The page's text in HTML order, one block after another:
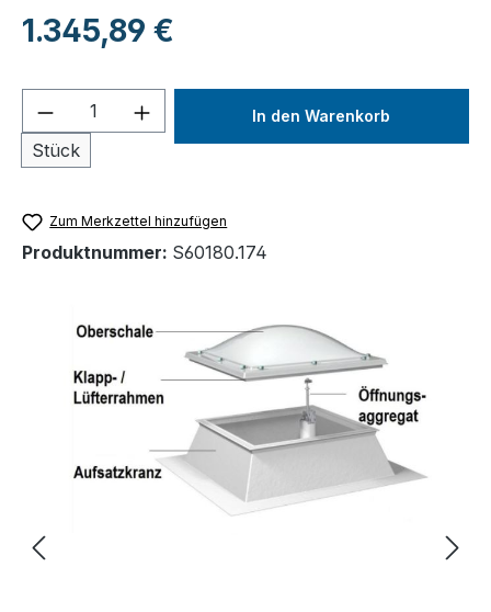
Regulärer Preis:
1.345,89 €
Produkt Anzahl: Gib den
Stück
In den Warenkorb
Zum Merkzettel hinzufügen
Produktnummer: S60180.174